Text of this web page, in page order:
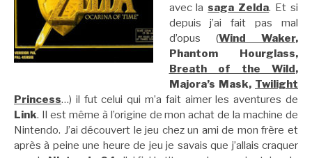
avec lasaga Zelda. Et si
depuis j’ai fait pas mal
d’opus (Wind Waker,
Phantom Hourglass,
Breath of the Wild,
Majora’s Mask, Twilight
Princess…) il fut celui qui m’a fait aimer les aventures de
Link. Il est même à l’origine de mon achat de la machine de
Nintendo. J’ai découvert le jeu chez un ami de mon frère et
après à peine une heure de jeu je savais que j’allais craquer